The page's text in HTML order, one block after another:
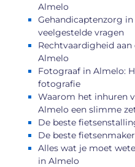
Almelo
Gehandicaptenzorg
veelgestelde vragen
Rechtvaardigheid
Almelo
Fotograaf in Almelo:
fotografie
Waarom het inhuren
Almelo een slimme
De beste
De beste
Alles wat je moet
in Almelo